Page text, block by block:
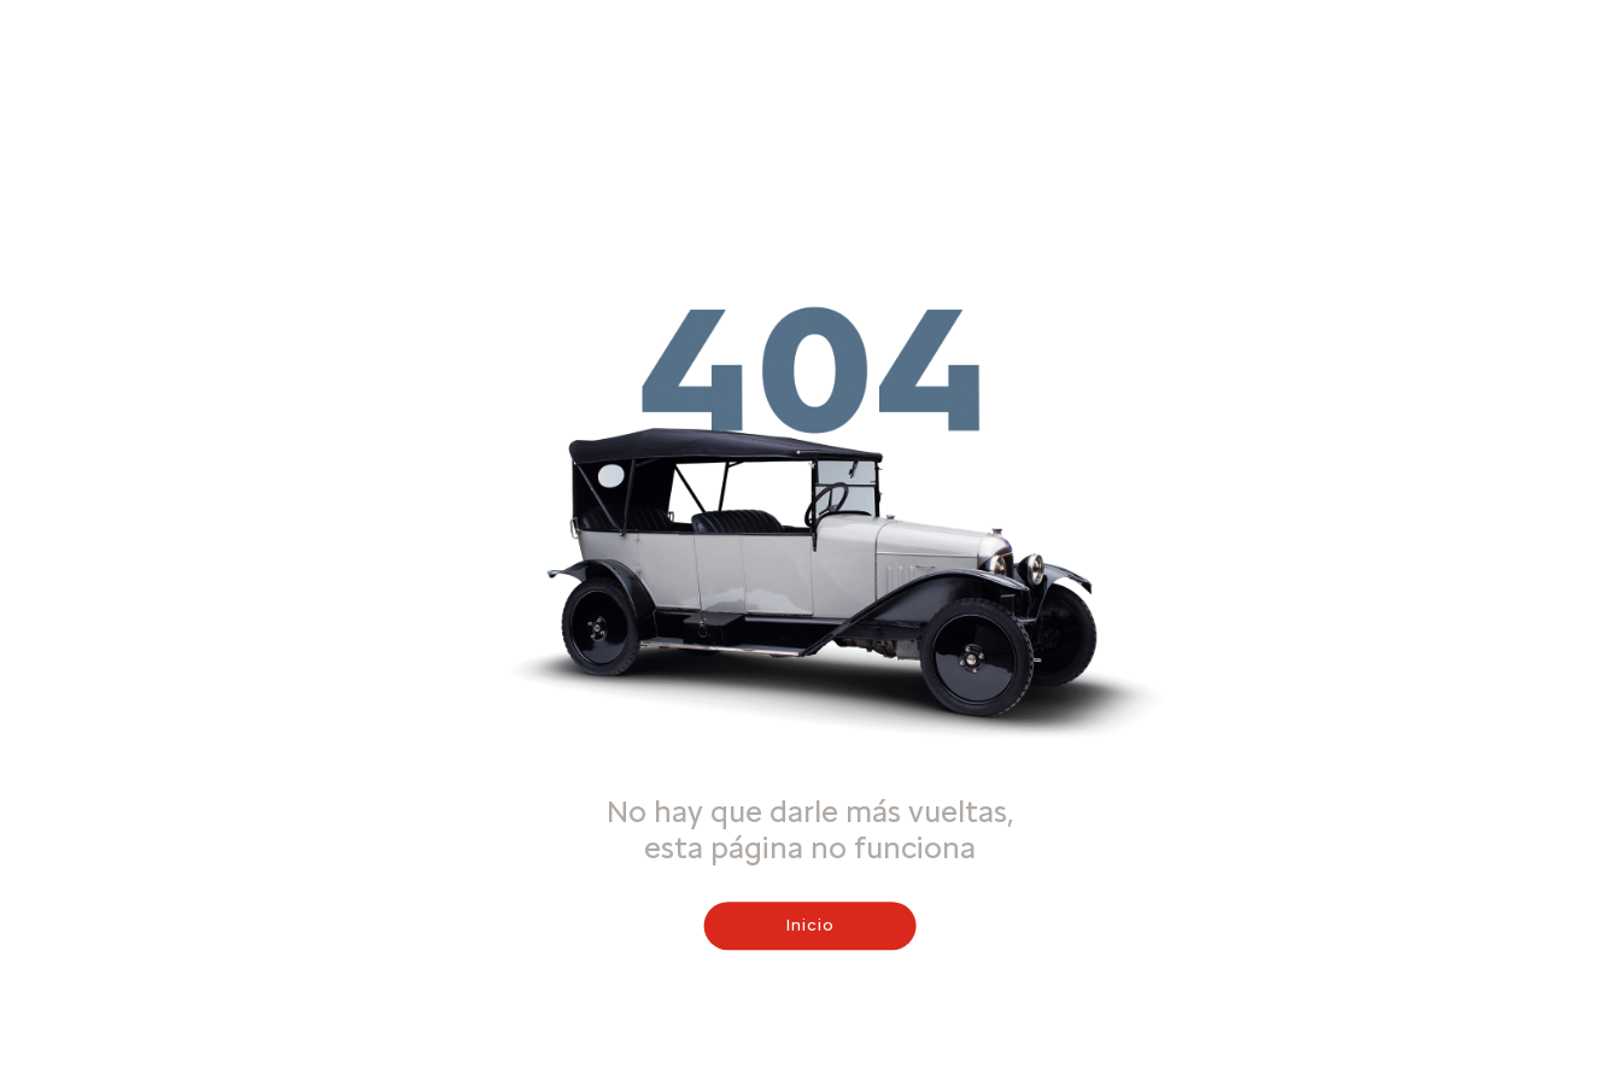
No hay que darle más vueltas,
esta página no funciona
Inicio